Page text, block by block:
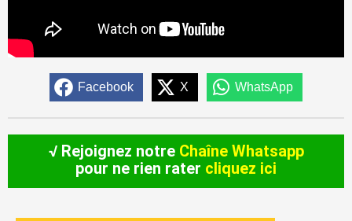
Facebook X WhatsApp
√ Rejoignez notre Chaîne Whatsapp
pour ne rien rater cliquez ici